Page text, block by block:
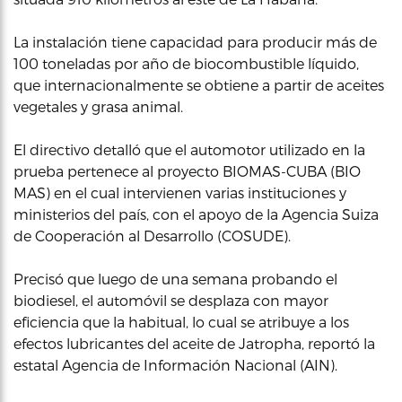
La instalación tiene capacidad para producir más de
100 toneladas por año de biocombustible líquido,
que internacionalmente se obtiene a partir de aceites
vegetales y grasa animal.
El directivo detalló que el automotor utilizado en la
prueba pertenece al proyecto BIOMAS-CUBA (BIO
MAS) en el cual intervienen varias instituciones y
ministerios del país, con el apoyo de la Agencia Suiza
de Cooperación al Desarrollo (COSUDE).
Precisó que luego de una semana probando el
biodiesel, el automóvil se desplaza con mayor
eficiencia que la habitual, lo cual se atribuye a los
efectos lubricantes del aceite de Jatropha, reportó la
estatal Agencia de Información Nacional (AIN).